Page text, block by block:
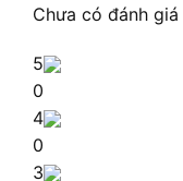
Chưa có đánh giá
5
0
4
0
3